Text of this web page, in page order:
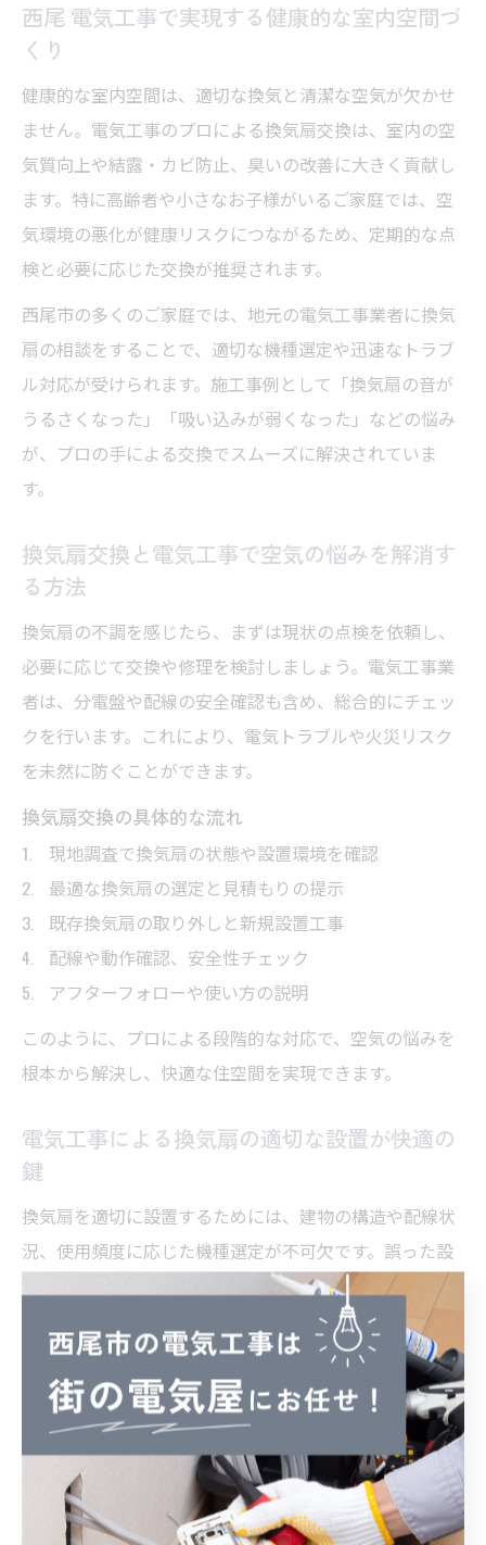
西尾 電気工事で実現する健康的な室内空間づ
くり
健康的な室内空間は、適切な換気と清潔な空気が欠かせ
ません。電気工事のプロによる換気扇交換は、室内の空
気質向上や結露・カビ防止、臭いの改善に大きく貢献し
ます。特に高齢者や小さなお子様がいるご家庭では、空
気環境の悪化が健康リスクにつながるため、定期的な点
検と必要に応じた交換が推奨されます。
西尾市の多くのご家庭では、地元の電気工事業者に換気
扇の相談をすることで、適切な機種選定や迅速なトラブ
ル対応が受けられます。施工事例として「換気扇の音が
うるさくなった」「吸い込みが弱くなった」などの悩み
が、プロの手による交換でスムーズに解決されていま
す。
換気扇交換と電気工事で空気の悩みを解消す
る方法
換気扇の不調を感じたら、まずは現状の点検を依頼し、
必要に応じて交換や修理を検討しましょう。電気工事業
者は、分電盤や配線の安全確認も含め、総合的にチェッ
クを行います。これにより、電気トラブルや火災リスク
を未然に防ぐことができます。
換気扇交換の具体的な流れ
現地調査で換気扇の状態や設置環境を確認
最適な換気扇の選定と見積もりの提示
既存換気扇の取り外しと新規設置工事
配線や動作確認、安全性チェック
アフターフォローや使い方の説明
このように、プロによる段階的な対応で、空気の悩みを
根本から解決し、快適な住空間を実現できます。
電気工事による換気扇の適切な設置が快適の
鍵
換気扇を適切に設置するためには、建物の構造や配線状
況、使用頻度に応じた機種選定が不可欠です。誤った設
置や配線ミスは、換気効果の低下や機器の故障、電気事
故の原因となるため、専門の電気工事業者による確実な
施工が求められます。
また、定期的なメンテナンスやフィルター清掃のアドバ
イスも、長持ちさせるためのポイントです。西尾市熊味
町のような地域密着型業者なら、迅速な対応ときめ細か
なサポートが受けられるので、安心して快適な室内環境
を維持できます。実際に依頼した方からは「説明が丁寧